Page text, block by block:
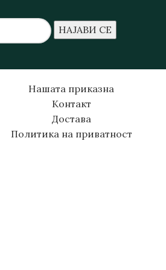
Нашата приказна
Контакт
Достава
Политика на приватност